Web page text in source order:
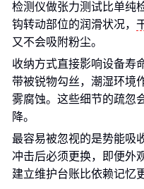
检测仪做张力测试比单纯
钩转动部位的润滑状况，
又不会吸附粉尘。
收纳方式直接影响设备寿
带被锐物勾丝，潮湿环境
雾腐蚀。这些细节的疏忽
降。
最容易被忽视的是势能
冲击后必须更换，即便外
建立维护台账比依赖记忆